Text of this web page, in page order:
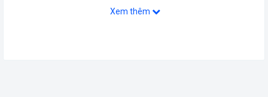
Xem thêm